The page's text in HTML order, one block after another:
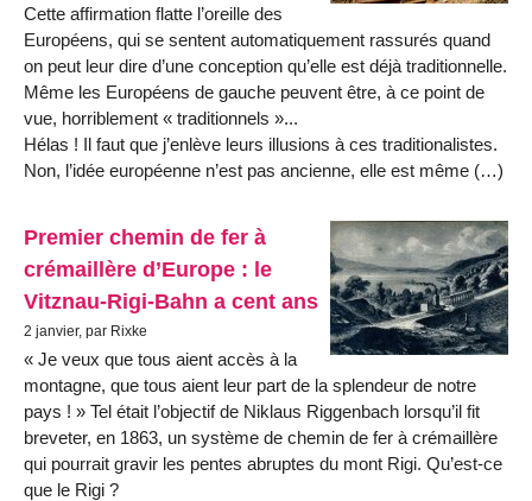
Cette affirmation flatte l’oreille des
Européens, qui se sentent automatiquement rassurés quand
on peut leur dire d’une conception qu’elle est déjà traditionnelle.
Même les Européens de gauche peuvent être, à ce point de
vue, horriblement « traditionnels »...
Hélas ! Il faut que j’enlève leurs illusions à ces traditionalistes.
Non, l’idée européenne n’est pas ancienne, elle est même (…)
Premier chemin de fer à
crémaillère d’Europe : le
Vitznau-Rigi-Bahn a cent ans
2 janvier, par Rixke
« Je veux que tous aient accès à la
montagne, que tous aient leur part de la splendeur de notre
pays ! » Tel était l’objectif de Niklaus Riggenbach lorsqu’il fit
breveter, en 1863, un système de chemin de fer à crémaillère
qui pourrait gravir les pentes abruptes du mont Rigi. Qu’est-ce
que le Rigi ?